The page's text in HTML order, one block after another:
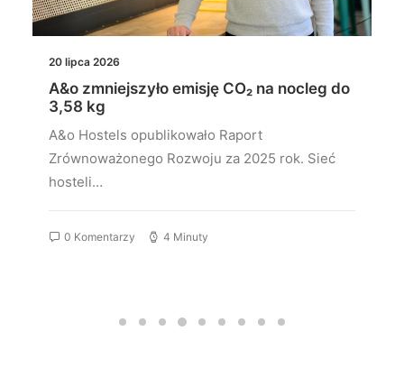
20 lipca 2026
A&o zmniejszyło emisję CO₂ na nocleg do
3,58 kg
A&o Hostels opublikowało Raport
Zrównoważonego Rozwoju za 2025 rok. Sieć
hosteli…
0 Komentarzy 4 Minuty